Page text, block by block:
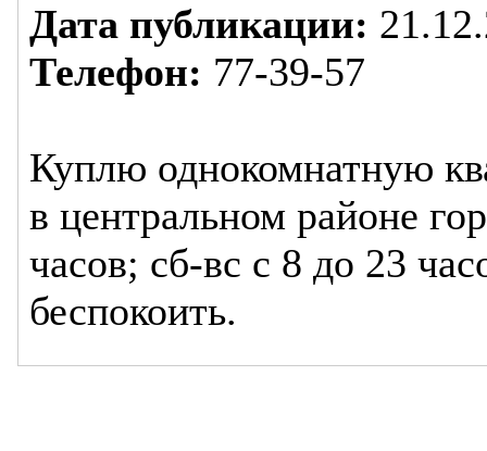
Дата публикации:
Телефон: 77-39-57
Куплю однокомнатную
в центральном районе
часов; сб-вс с 8 до 23
беспокоить.